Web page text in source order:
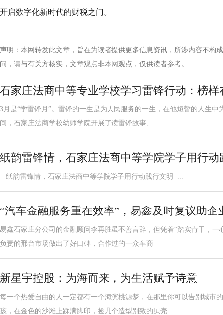
开启数字化新时代的财税之门。
声明：本网转发此文章，旨在为读者提供更多信息资讯，所涉内容不构
问，请与有关方核实，文章观点非本网观点，仅供读者参考。
石家庄法商中等专业学校学习雷锋行动：榜
3月是“学雷锋月”。雷锋的一生是为人民服务的一生，在他短暂的人生中
间，石家庄法商学校幼师学院开展了读雷锋故事、
纸韵雷锋情，石家庄法商中等学院学子用行动
纸韵雷锋情，石家庄法商中等学院学子用行动践行文明 ...
“汽车金融服务重在效率”，易鑫及时复议助企
易鑫石家庄分公司的金融顾问李再胜虽不善言辞，但凭着“踏实肯干，一
负责的邢台市场做出了好口碑，合作过的一众车商
新星宇控股：为海而来，为生活赋予诗意
每一个热爱自由的人一定都有一个海滨桃源梦，在那里你可以告别城市
孩，在金色的沙滩上踩满脚印，捡几个造型别致的贝壳